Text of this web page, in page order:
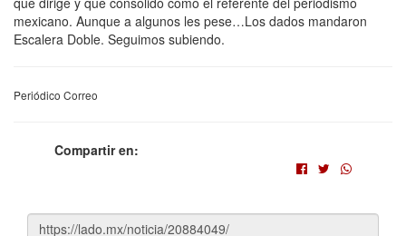
mexicano. Aunque a algunos les pese…Los dados mandaron
Escalera Doble. Seguimos subiendo.
Periódico Correo
Compartir en: